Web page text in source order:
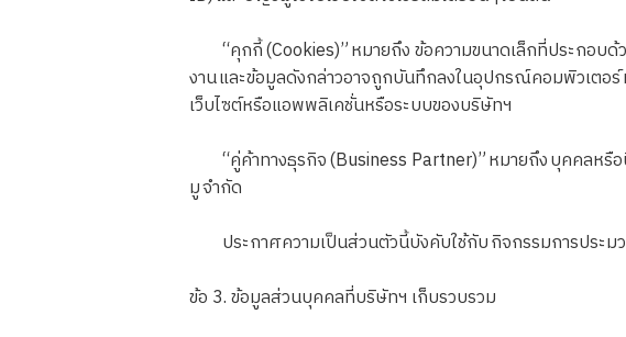
“คุกกี้ (Cookies)” หมายถึง ข้อความขนาดเล็กที่ประกอบด้ว
งาน และข้อมูลดังกล่าวอาจถูกบันทึกลงในอุปกรณ์คอมพิวเตอร์
เว็บไซต์หรือแอพพลิเคชั่นหรือระบบของบริษัทฯ
“คู่ค้าทางธุรกิจ (Business Partner)” หมายถึง บุคคลหรื
มู จำกัด
ประกาศความเป็นส่วนตัวนี้บังคับใช้กับ กิจกรรมการประม
ข้อ 3. ข้อมูลส่วนบุคคลที่บริษัทฯ เก็บรวบรวม